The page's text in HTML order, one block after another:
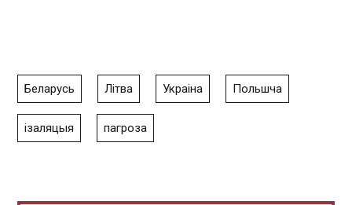
Беларусь Літва Украіна Польшча
ізаляцыя пагроза